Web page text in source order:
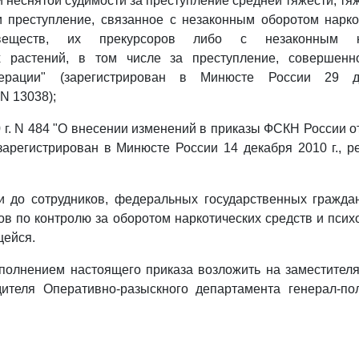
преступление, связанное с незаконным оборотом
их прекурсоров либо с незаконным
растений, в том числе за преступление,
(зарегистрирован в Минюсте России 29
13038);
г. N 484 "О внесении изменений в приказы ФСКН России
в Минюсте России 14 декабря 2010 г.,
до сотрудников, федеральных государственных
по контролю за оборотом наркотических средств и
настоящего приказа возложить на
Оперативно-разыскного департамента генерал-